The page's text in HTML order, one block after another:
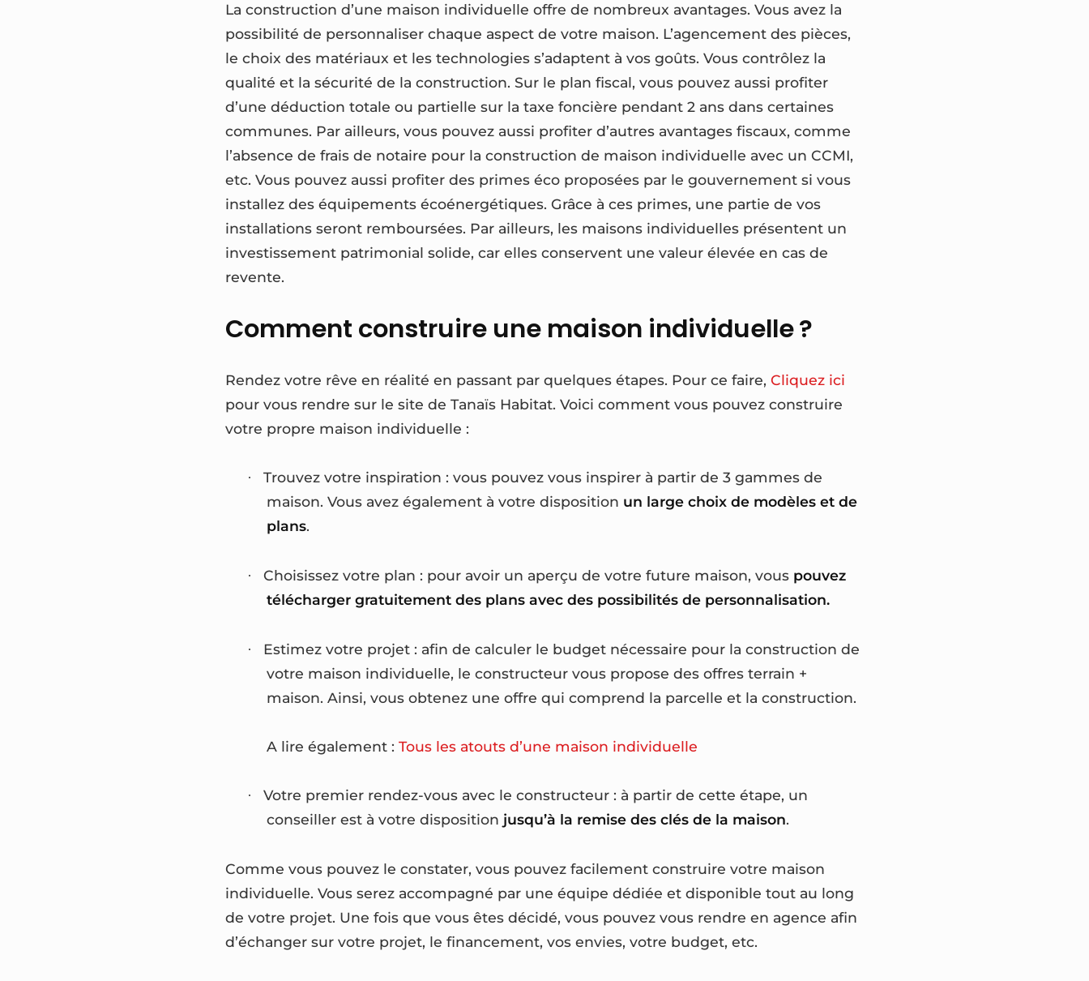
La construction d’une maison individuelle offre de nombreux avantages. Vous avez la
possibilité de personnaliser chaque aspect de votre maison. L’agencement des pièces,
le choix des matériaux et les technologies s’adaptent à vos goûts. Vous contrôlez la
qualité et la sécurité de la construction. Sur le plan fiscal, vous pouvez aussi profiter
d’une déduction totale ou partielle sur la taxe foncière pendant 2 ans dans certaines
communes. Par ailleurs, vous pouvez aussi profiter d’autres avantages fiscaux, comme
l’absence de frais de notaire pour la construction de maison individuelle avec un CCMI,
etc. Vous pouvez aussi profiter des primes éco proposées par le gouvernement si vous
installez des équipements écoénergétiques. Grâce à ces primes, une partie de vos
installations seront remboursées. Par ailleurs, les maisons individuelles présentent un
investissement patrimonial solide, car elles conservent une valeur élevée en cas de
revente.
Comment construire une maison individuelle ?
Rendez votre rêve en réalité en passant par quelques étapes. Pour ce faire,Cliquez ici
pour vous rendre sur le site de Tanaïs Habitat. Voici comment vous pouvez construire
votre propre maison individuelle :
·
Trouvez votre inspiration : vous pouvez vous inspirer à partir de 3 gammes de
maison. Vous avez également à votre disposition un large choix de modèles et de
plans.
· Choisissez votre plan : pour avoir un aperçu de votre future maison, vous pouvez
télécharger gratuitement des plans avec des possibilités de personnalisation.
·
Estimez votre projet : afin de calculer le budget nécessaire pour la construction de
votre maison individuelle, le constructeur vous propose des offres terrain +
maison. Ainsi, vous obtenez une offre qui comprend la parcelle et la construction.
A lire également :Tous les atouts d’une maison individuelle
·
Votre premier rendez-vous avec le constructeur : à partir de cette étape, un
conseiller est à votre disposition jusqu’à la remise des clés de la maison.
Comme vous pouvez le constater, vous pouvez facilement construire votre maison
individuelle. Vous serez accompagné par une équipe dédiée et disponible tout au long
de votre projet. Une fois que vous êtes décidé, vous pouvez vous rendre en agence afin
d’échanger sur votre projet, le financement, vos envies, votre budget, etc.